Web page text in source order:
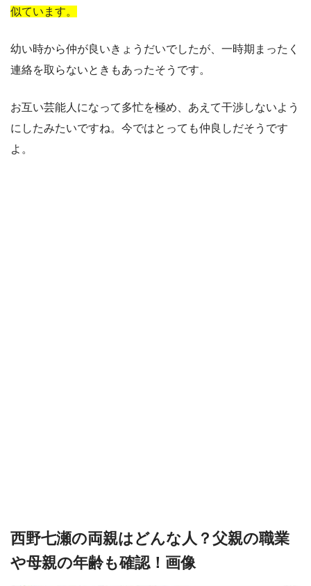
似ています。
幼い時から仲が良いきょうだいでしたが、一時期まったく
連絡を取らないときもあったそうです。
お互い芸能人になって多忙を極め、あえて干渉しないよう
にしたみたいですね。今ではとっても仲良しだそうです
よ。
西野七瀬の両親はどんな人？父親の職業
や母親の年齢も確認！画像